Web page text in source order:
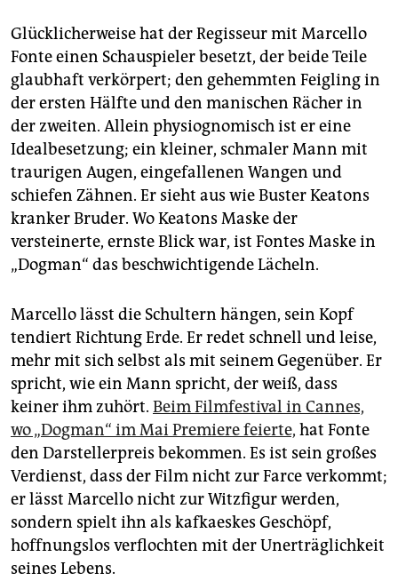
Glücklicherweise hat der Regisseur mit Marcello
Fonte einen Schauspieler besetzt, der beide Teile
glaubhaft verkörpert; den gehemmten Feigling in
der ersten Hälfte und den manischen Rächer in
der zweiten. Allein physiognomisch ist er eine
Idealbesetzung; ein kleiner, schmaler Mann mit
traurigen Augen, eingefallenen Wangen und
schiefen Zähnen. Er sieht aus wie Buster Keatons
kranker Bruder. Wo Keatons Maske der
versteinerte, ernste Blick war, ist Fontes Maske in
„Dogman“ das beschwichtigende Lächeln.
Marcello lässt die Schultern hängen, sein Kopf
tendiert Richtung Erde. Er redet schnell und leise,
mehr mit sich selbst als mit seinem Gegenüber. Er
spricht, wie ein Mann spricht, der weiß, dass
keiner ihm zuhört. Beim Filmfestival in Cannes,
wo „Dogman“ im Mai Premiere feierte, hat Fonte
den Darstellerpreis bekommen. Es ist sein großes
Verdienst, dass der Film nicht zur Farce verkommt;
er lässt Marcello nicht zur Witzfigur werden,
sondern spielt ihn als kafkaeskes Geschöpf,
hoffnungslos verflochten mit der Unerträglichkeit
seines Lebens.